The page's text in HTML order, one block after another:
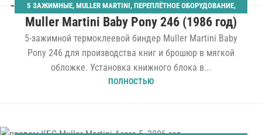
02 5 ЗАЖИМНЫЕ, MULLER MARTINI, ПЕРЕПЛЁТНОЕ ОБОРУДОВАНИЕ,
ТЕРМОБИНДЕРЫ
Muller Martini Baby Pony 246 (1986 год)
5-зажимной термоклеевой биндер Muller Martini Baby
Pony 246 для производства книг и брошюр в мягкой
обложке. Установка книжного блока в...
ПОЛНОСТЬЮ